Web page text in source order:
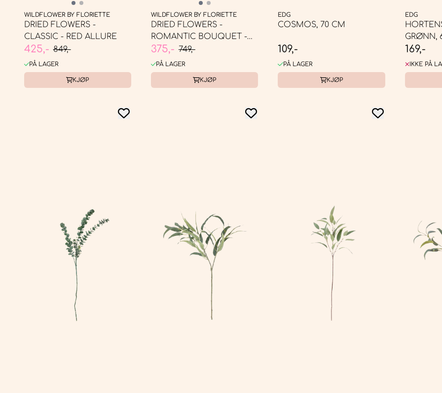
WILDFLOWER BY FLORIETTE
DRIED FLOWERS -
CLASSIC - RED ALLURE
425,- 849,-
PÅ LAGER
KJØP
WILDFLOWER BY FLORIETTE
DRIED FLOWERS -
ROMANTIC BOUQUET -
RED ROSE, ...
375,- 749,-
PÅ LAGER
KJØP
EDG
COSMOS, 70 CM
109,-
PÅ LAGER
KJØP
EDG
GRØNN,
169,-
IKKE PÅ